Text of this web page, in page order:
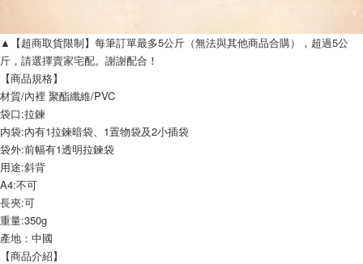
▲【超商取貨限制】每筆訂單最多5公斤（無法與其他商品合購），超過5公
斤，請選擇賣家宅配。謝謝配合！
【商品規格】
材質/內裡 聚酯纖維/PVC
袋口:拉鍊
内袋:內有1拉鍊暗袋、1置物袋及2小插袋
袋外:前幅有1透明拉鍊袋
用途:斜背
A4:不可
長夾:可
重量:350g
產地：中國
【商品介紹】